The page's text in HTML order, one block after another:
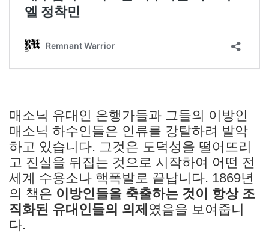
매소닉 유대인 은행가들과 그들의 이방인
매소닉 하수인들은 인류를 강탈하려 발악
하고 있습니다. 그것은 도덕성을 떨어뜨리
고 진실을 뒤집는 것으로 시작하여 어떤 전
세계 수용소나 핵폭발로 끝납니다. 1869년
의 책은 이방인들을 축출하는 것이 항상 조
직화된 유대인들의 의제 였음을 보여줍니
다.